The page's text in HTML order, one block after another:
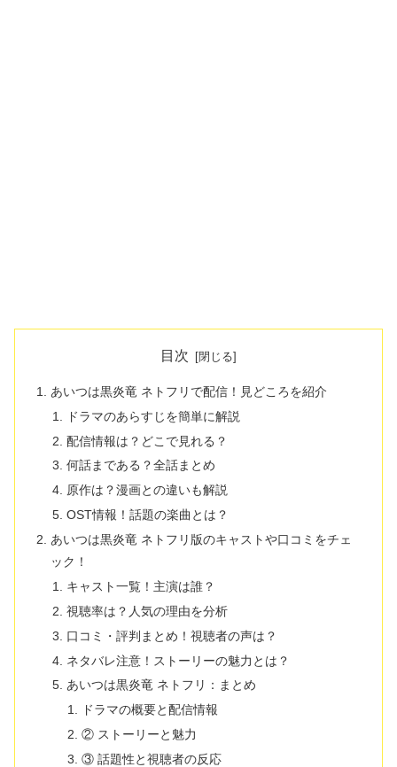
目次
あいつは黒炎竜 ネトフリで配信！見どころを紹介
ドラマのあらすじを簡単に解説
配信情報は？どこで見れる？
何話まである？全話まとめ
原作は？漫画との違いも解説
OST情報！話題の楽曲とは？
あいつは黒炎竜 ネトフリ版のキャストや口コミをチェ
ック！
キャスト一覧！主演は誰？
視聴率は？人気の理由を分析
口コミ・評判まとめ！視聴者の声は？
ネタバレ注意！ストーリーの魅力とは？
あいつは黒炎竜 ネトフリ：まとめ
ドラマの概要と配信情報
② ストーリーと魅力
③ 話題性と視聴者の反応